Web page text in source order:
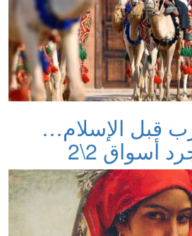
قبل الإسلام…
أسواق 2\2